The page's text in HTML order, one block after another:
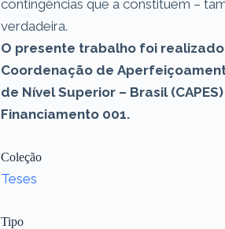
contingências que a constituem –
verdadeira.
O presente trabalho foi
Coordenação de
de Nível Superior – Brasil
Financiamento 001.
Coleção
Teses
Tipo